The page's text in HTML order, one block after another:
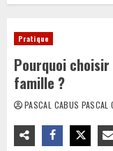
Pratique
Pourquoi
famille ?
PASCAL CABUS PASCAL